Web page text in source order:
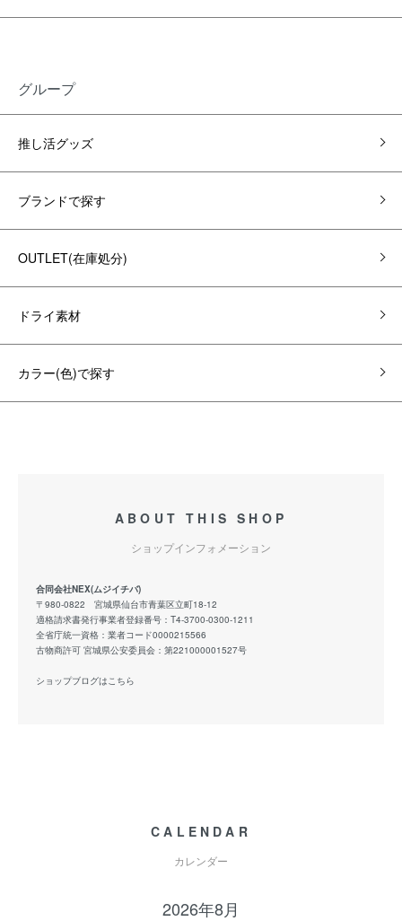
グループ
推し活グッズ
ブランドで探す
OUTLET(在庫処分)
ドライ素材
カラー(色)で探す
ABOUT THIS SHOP
ショップインフォメーション
合同会社NEX(ムジイチバ)
〒980-0822 宮城県仙台市青葉区立町18-12
適格請求書発行事業者登録番号：T4-3700-0300-1211
全省庁統一資格：業者コード0000215566
古物商許可 宮城県公安委員会：第221000001527号
ショップブログはこちら
CALENDAR
カレンダー
2026年8月